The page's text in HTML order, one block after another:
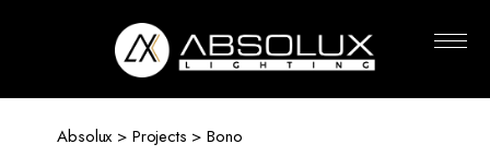
Absolux > Projects > Bono